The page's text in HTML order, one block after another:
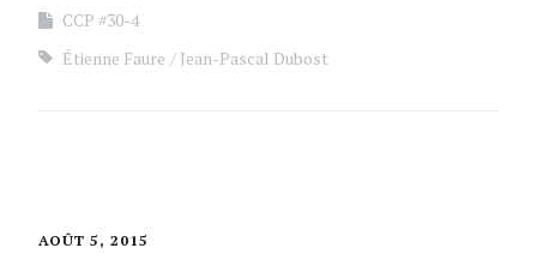
CCP #30-4
Étienne Faure
Jean-Pascal Dubost
AOÛT 5, 2015